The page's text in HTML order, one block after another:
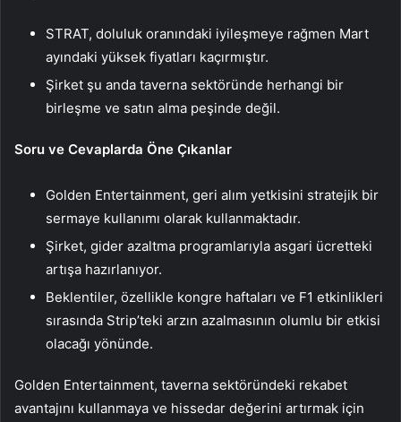
STRAT, doluluk oranındaki iyileşmeye rağmen Mart
ayındaki yüksek fiyatları kaçırmıştır.
Şirket şu anda taverna sektöründe herhangi bir
birleşme ve satın alma peşinde değil.
Soru ve Cevaplarda Öne Çıkanlar
Golden Entertainment, geri alım yetkisini stratejik bir
sermaye kullanımı olarak kullanmaktadır.
Şirket, gider azaltma programlarıyla asgari ücretteki
artışa hazırlanıyor.
Beklentiler, özellikle kongre haftaları ve F1 etkinlikleri
sırasında Strip’teki arzın azalmasının olumlu bir etkisi
olacağı yönünde.
Golden Entertainment, taverna sektöründeki rekabet
avantajını kullanmaya ve hissedar değerini artırmak için